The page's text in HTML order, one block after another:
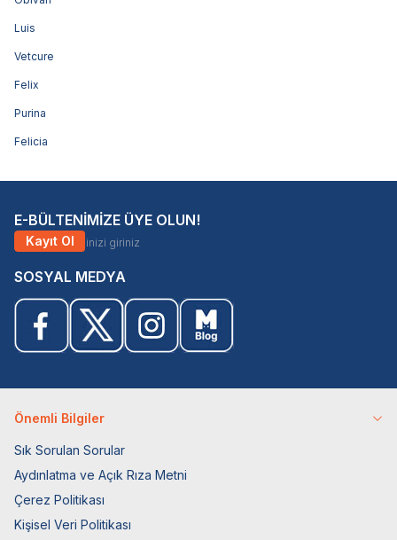
Luis
Vetcure
Felix
Purina
Felicia
E-BÜLTENİMİZE ÜYE OLUN!
Kayıt Ol
SOSYAL MEDYA
Önemli Bilgiler
Sık Sorulan Sorular
Aydınlatma ve Açık Rıza Metni
Çerez Politikası
Kişisel Veri Politikası